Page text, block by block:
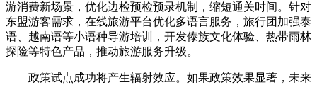
游消费新场景，优化边检预检预录机制，缩短通关时间。针对
东盟游客需求，在线旅游平台优化多语言服务，旅行团加强泰
语、越南语等小语种导游培训，开发傣族文化体验、热带雨林
探险等特色产品，推动旅游服务升级。
政策试点成功将产生辐射效应。如果政策效果显著，未来